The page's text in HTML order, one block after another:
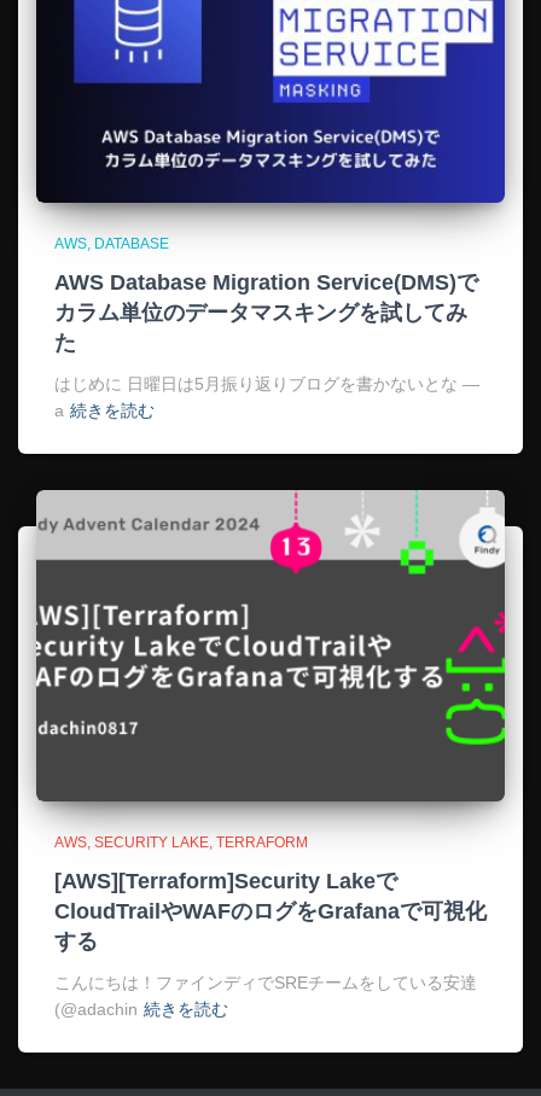
AWS DATABASE
AWS Database Migration Service(DMS)で
カラム単位のデータマスキングを試してみ
た
はじめに 日曜日は5月振り返りブログを書かないとな —
a 続きを読む
AWS SECURITY LAKE TERRAFORM
[AWS][Terraform]Security Lakeで
CloudTrailやWAFのログをGrafanaで可視化
する
こんにちは！ファインディでSREチームをしている安達
(@adachin 続きを読む